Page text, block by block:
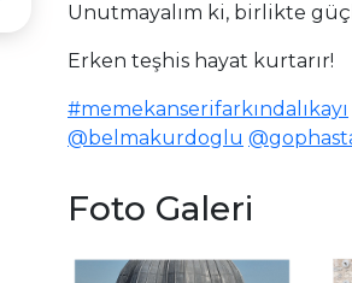
Unutmayalım ki, birlikte
Erken teşhis hayat kurtarır!
#memekanserifarkındalıkayı
@belmakurdoglu
Foto Galeri